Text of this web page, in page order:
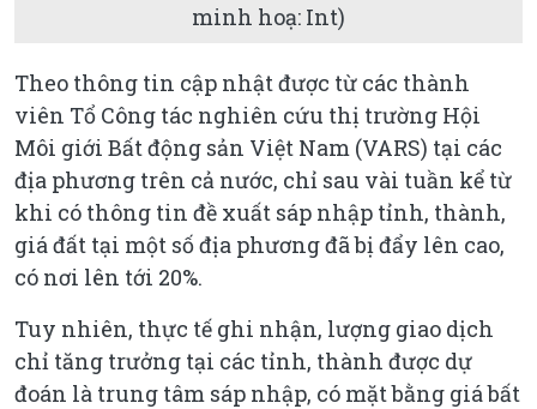
minh hoạ: Int)
Theo thông tin cập nhật được từ các thành
viên Tổ Công tác nghiên cứu thị trường Hội
Môi giới Bất động sản Việt Nam (VARS) tại các
địa phương trên cả nước, chỉ sau vài tuần kể từ
khi có thông tin đề xuất sáp nhập tỉnh, thành,
giá đất tại một số địa phương đã bị đẩy lên cao,
có nơi lên tới 20%.
Tuy nhiên, thực tế ghi nhận, lượng giao dịch
chỉ tăng trưởng tại các tỉnh, thành được dự
đoán là trung tâm sáp nhập, có mặt bằng giá bất